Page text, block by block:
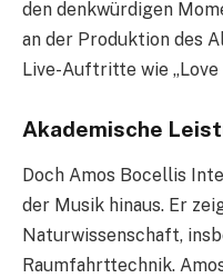
den denkwürdigen
an der Produktion des
Live-Auftritte wie „Love
Akademische
Doch Amos Bocellis
der Musik hinaus. Er
Naturwissenschaft,
Raumfahrttechnik.